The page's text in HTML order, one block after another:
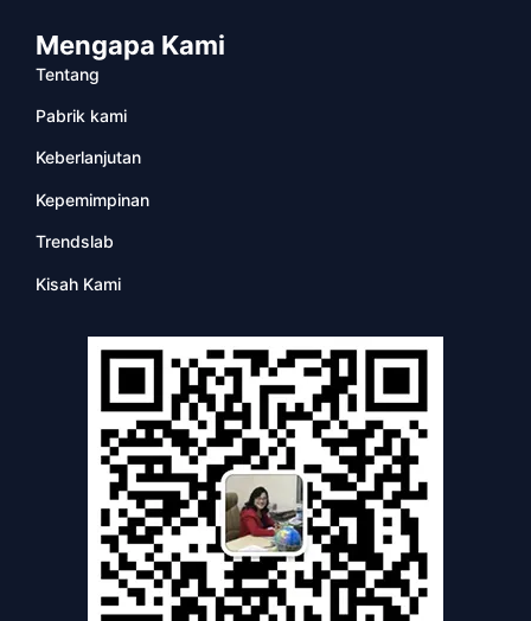
Mengapa Kami
Tentang
Pabrik kami
Keberlanjutan
Kepemimpinan
Trendslab
Kisah Kami